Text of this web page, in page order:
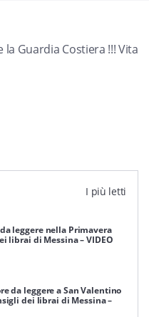
Guardia Costiera !!! Vita
I più letti
leggere nella Primavera
librai di Messina – VIDEO
da leggere a San Valentino
dei librai di Messina –